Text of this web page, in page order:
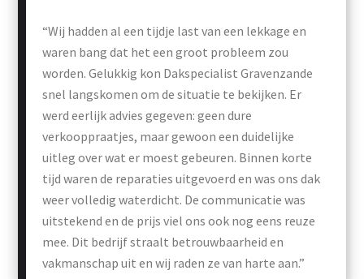
“Wij hadden al een tijdje last van een lekkage en
waren bang dat het een groot probleem zou
worden. Gelukkig kon Dakspecialist Gravenzande
snel langskomen om de situatie te bekijken. Er
werd eerlijk advies gegeven: geen dure
verkooppraatjes, maar gewoon een duidelijke
uitleg over wat er moest gebeuren. Binnen korte
tijd waren de reparaties uitgevoerd en was ons dak
weer volledig waterdicht. De communicatie was
uitstekend en de prijs viel ons ook nog eens reuze
mee. Dit bedrijf straalt betrouwbaarheid en
vakmanschap uit en wij raden ze van harte aan.”